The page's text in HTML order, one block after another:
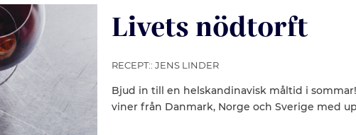
Livets nödtorft
RECEPT:: JENS LINDER
Bjud in till en helskandinavisk måltid i
viner från Danmark, Norge och Sverige med